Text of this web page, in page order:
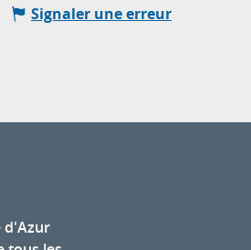
Signaler une erreur
d'Azur